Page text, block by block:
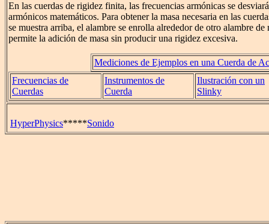
En las cuerdas de rigidez finita, las frecuencias armónicas se
armónicos matemáticos. Para obtener la masa necesaria en las
se muestra arriba, el alambre se enrolla alrededor de otro alambre
permite la adición de masa sin producir una rigidez excesiva.
Mediciones de Ejemplos en una Cuerda de
Frecuencias de
Cuerdas
Instrumentos de
Cuerda
Ilustración con un
Slinky
HyperPhysics*****Sonido